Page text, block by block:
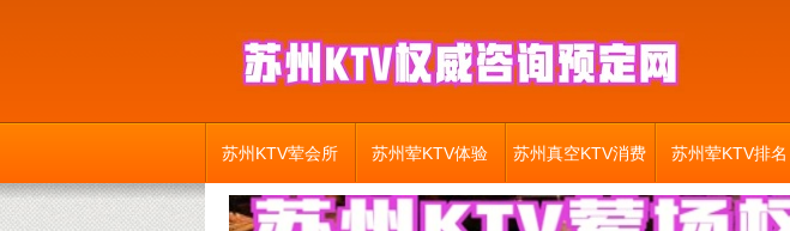
苏州KTV荤会所 苏州荤KTV体验 苏州真空KTV消费 苏州荤KTV排名